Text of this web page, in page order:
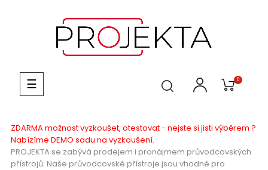
Toggle navigation
☰ 0
ZDARMA možnost vyzkoušet, otestovat - nejste si jisti výběrem ?
Nabízíme DEMO sadu na vyzkoušení.
PROJEKTA se zabývá prodejem i pronájmem průvodcovských
přístrojů. Naše průvodcovské přístroje jsou vhodné pro